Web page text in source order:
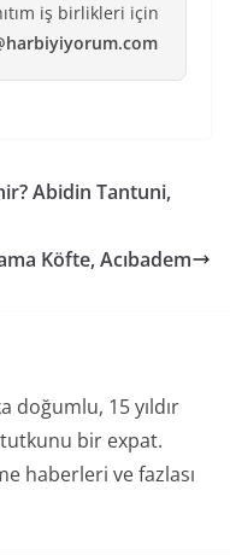
iş birlikleri için
Abidin Tantuni,
Köfte, Acıbadem
doğumlu, 15 yıldır
bir expat.
haberleri ve fazlası